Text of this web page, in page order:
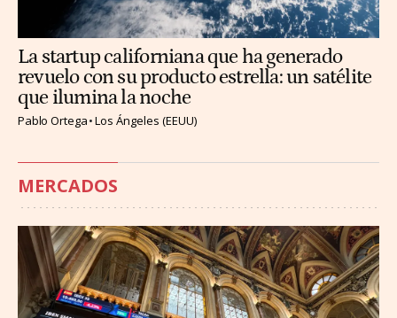
La startup californiana que ha generado
revuelo con su producto estrella: un satélite
que ilumina la noche
Pablo Ortega Los Ángeles (EEUU)
MERCADOS